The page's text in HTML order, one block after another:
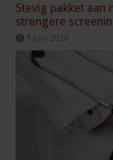
Stevig pakket aan
strengere
9 juni 2026